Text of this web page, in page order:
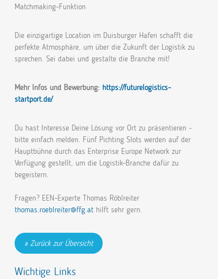
Matchmaking-Funktion
Die einzigartige Location im Duisburger Hafen schafft die
perfekte Atmosphäre, um über die Zukunft der Logistik zu
sprechen. Sei dabei und gestalte die Branche mit!
Mehr Infos und Bewerbung: https://futurelogistics-
startport.de/
Du hast Interesse Deine Lösung vor Ort zu präsentieren -
bitte einfach melden. Fünf Pichting Slots werden auf der
Hauptbühne durch das Enterprise Europe Network zur
Verfügung gestellt, um die Logistik-Branche dafür zu
begeistern.
Fragen? EEN-Experte Thomas Röblreiter
thomas.roeblreiter@ffg.at hilft sehr gern.
Zurück zur Übersicht
Wichtige Links